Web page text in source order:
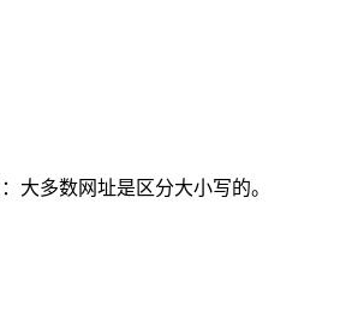
大多数网址是区分大小写的。